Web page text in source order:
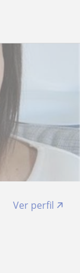
Ver perfil